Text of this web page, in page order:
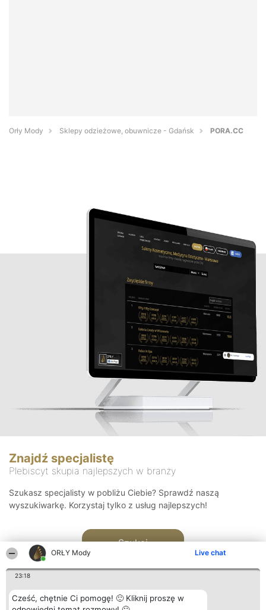
ORŁY Mody Live chat
23:18
Cześć, chętnie Ci pomogę! 🙂 Kliknij proszę w
Orły Mody Sklepy odzieżowe, obuwnicze - Gdańsk PORA.CC
Znajdź specjalistę
Plebiscyt skupia najlepszych w branży
Szukasz specjalisty w pobliżu Ciebie? Sprawdź naszą
wyszukiwarkę. Korzystaj tylko z usług najlepszych!
Szukaj